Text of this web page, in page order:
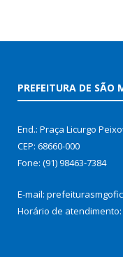
PREFEITURA DE SÃO
End.: Praça Licurgo
CEP: 68660-000
Fone: (91) 98463-7384
E-mail:
Horário de atendimento: